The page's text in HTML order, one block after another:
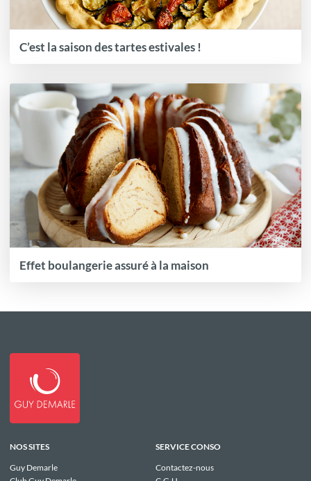
C’est la saison des tartes estivales !
Effet boulangerie assuré à la maison
NOS SITES
Guy Demarle
SERVICE CONSO
Contactez-nous